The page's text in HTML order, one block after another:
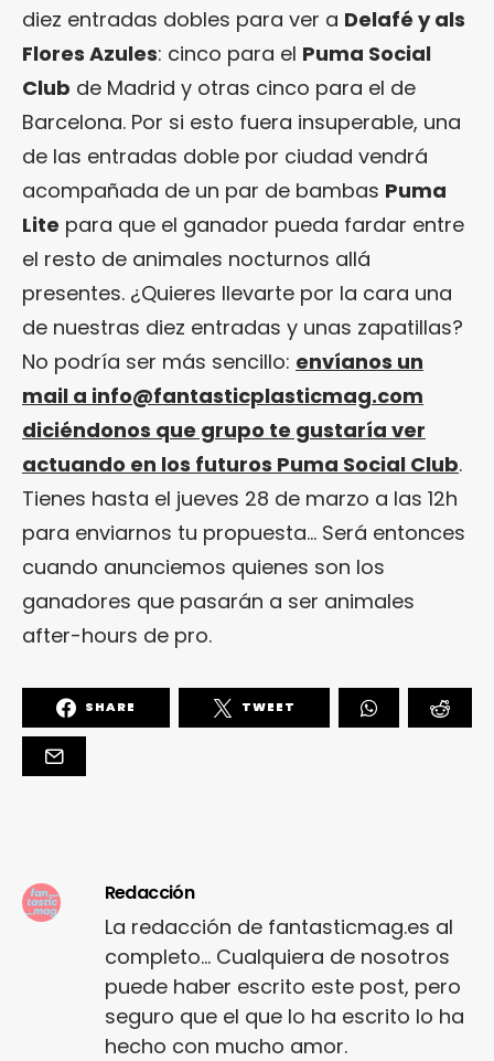
diez entradas dobles para ver a Delafé y als
Flores Azules: cinco para el Puma Social
Club de Madrid y otras cinco para el de
Barcelona. Por si esto fuera insuperable, una
de las entradas doble por ciudad vendrá
acompañada de un par de bambas Puma
Lite para que el ganador pueda fardar entre
el resto de animales nocturnos allá
presentes. ¿Quieres llevarte por la cara una
de nuestras diez entradas y unas zapatillas?
No podría ser más sencillo: envíanos un
mail a info@fantasticplasticmag.com
diciéndonos que grupo te gustaría ver
actuando en los futuros Puma Social Club.
Tienes hasta el jueves 28 de marzo a las 12h
para enviarnos tu propuesta… Será entonces
cuando anunciemos quienes son los
ganadores que pasarán a ser animales
after-hours de pro.
SHARE TWEET
Redacción
La redacción de fantasticmag.es al
completo... Cualquiera de nosotros
puede haber escrito este post, pero
seguro que el que lo ha escrito lo ha
hecho con mucho amor.